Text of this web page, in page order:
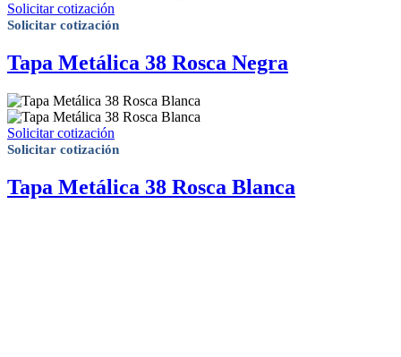
Solicitar cotización
Solicitar cotización
Tapa Metálica 38 Rosca Negra
Solicitar cotización
Solicitar cotización
Tapa Metálica 38 Rosca Blanca